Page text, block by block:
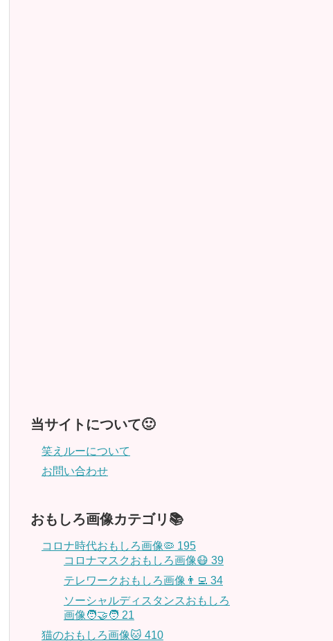
当サイトについて🙂
笑えルーについて
お問い合わせ
おもしろ画像カテゴリ📚
コロナ時代おもしろ画像🦠 195
コロナマスクおもしろ画像😷 39
テレワークおもしろ画像👨‍💻 34
ソーシャルディスタンスおもしろ
画像🧑‍🤝‍🧑 21
猫のおもしろ画像🐱 410